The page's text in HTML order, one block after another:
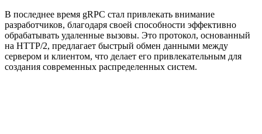
В последнее время gRPC стал привлекать внимание
разработчиков, благодаря своей способности эффективно
обрабатывать удаленные вызовы. Это протокол, основанный
на HTTP/2, предлагает быстрый обмен данными между
сервером и клиентом, что делает его привлекательным для
создания современных распределенных систем.